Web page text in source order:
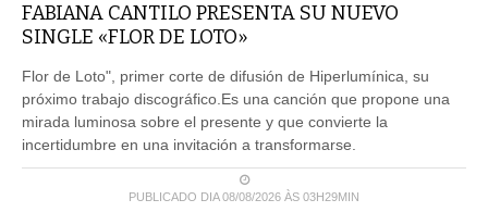
FABIANA CANTILO PRESENTA SU NUEVO
SINGLE «FLOR DE LOTO»
Flor de Loto", primer corte de difusión de Hiperlumínica, su
próximo trabajo discográfico.Es una canción que propone una
mirada luminosa sobre el presente y que convierte la
incertidumbre en una invitación a transformarse.
PUBLICADO DIA 08/08/2026 ÀS 03H29MIN